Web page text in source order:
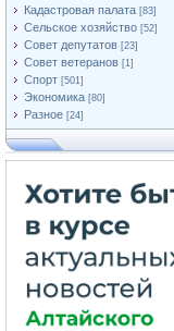
Кадастровая палата [83]
Сельское хозяйство [52]
Совет депутатов [23]
Совет ветеранов [1]
Спорт [501]
Экономика [80]
Разное [24]